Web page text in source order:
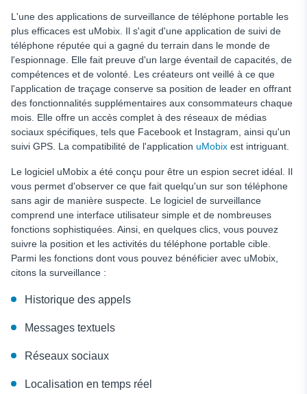
L'une des applications de surveillance de téléphone portable les
plus efficaces est uMobix. Il s'agit d'une application de suivi de
téléphone réputée qui a gagné du terrain dans le monde de
l'espionnage. Elle fait preuve d'un large éventail de capacités, de
compétences et de volonté. Les créateurs ont veillé à ce que
l'application de traçage conserve sa position de leader en offrant
des fonctionnalités supplémentaires aux consommateurs chaque
mois. Elle offre un accès complet à des réseaux de médias
sociaux spécifiques, tels que Facebook et Instagram, ainsi qu'un
suivi GPS. La compatibilité de l'application uMobix est intriguant.
Le logiciel uMobix a été conçu pour être un espion secret idéal. Il
vous permet d'observer ce que fait quelqu'un sur son téléphone
sans agir de manière suspecte. Le logiciel de surveillance
comprend une interface utilisateur simple et de nombreuses
fonctions sophistiquées. Ainsi, en quelques clics, vous pouvez
suivre la position et les activités du téléphone portable cible.
Parmi les fonctions dont vous pouvez bénéficier avec uMobix,
citons la surveillance :
Historique des appels
Messages textuels
Réseaux sociaux
Localisation en temps réel